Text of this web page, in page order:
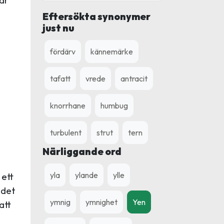
ett
Eftersökta synonymer
just nu
fördärv kännemärke
tafatt vrede antracit
knorrhane humbug
turbulent strut tern
Närliggande ord
yla ylande ylle
ymnig ymnighet Yen